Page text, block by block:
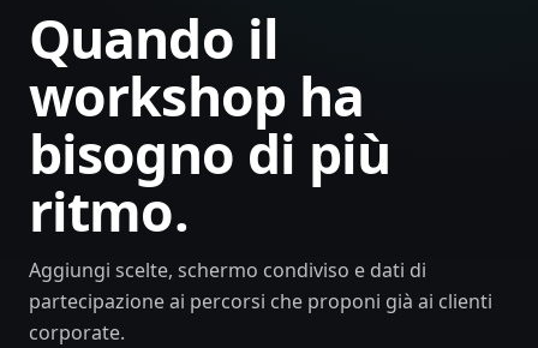
Quando il
workshop ha
bisogno di più
ritmo.
Aggiungi scelte, schermo condiviso e dati di
partecipazione ai percorsi che proponi già ai clienti
corporate.